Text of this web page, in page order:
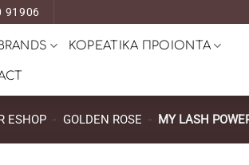
91906
ΚΟΡΕΑΤΙΚΑ ΠΡΟΙΟΝΤΑ
ESHOP - GOLDEN ROSE - MY LASH